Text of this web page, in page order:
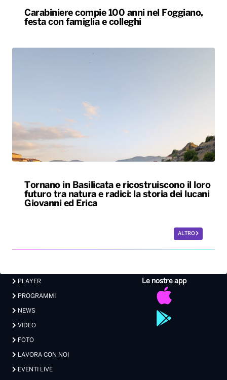
Carabiniere compie 100 anni nel Foggiano,
festa con famiglia e colleghi
Tornano in Basilicata e ricostruiscono il loro
futuro tra natura e radici: la storia dei lucani
Giovanni ed Erica
ALTRO
Le nostre app
PLAYER
PROGRAMMI
NEWS
VIDEO
FOTO
LAVORA CON NOI
EVENTI LIVE